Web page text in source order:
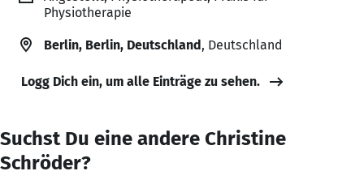
Physiotherapie
Berlin, Berlin, Deutschland, Deutschland
Logg Dich ein, um alle Einträge zu sehen.
Suchst Du eine andere Christine
Schröder?